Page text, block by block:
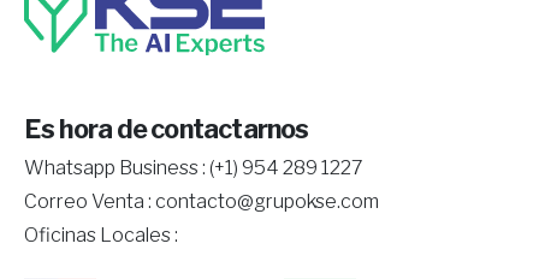
Es hora de contactarnos
Whatsapp Business : (+1) 954 289 1227
Correo Venta : contacto@grupokse.com
Oficinas Locales :